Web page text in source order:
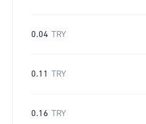
0.04 TRY
0.11 TRY
0.16 TRY